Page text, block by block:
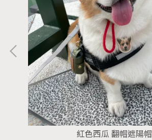
紅色西瓜 翻帽遮陽帽